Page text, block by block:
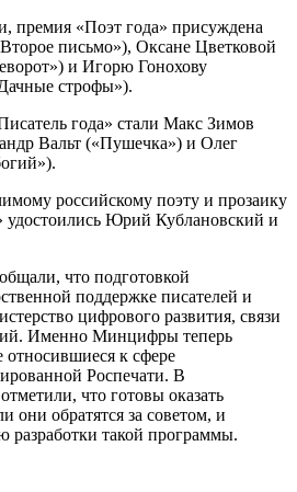
премия «Поэт года» присуждена
письмо»), Оксане Цветковой
и Игорю Гонохову
строфы»).
года» стали Макс Зимов
Вальт («Пушечка») и Олег
российскому поэту и прозаику
удостоились Юрий Кублановский и
что подготовкой
поддержке писателей и
цифрового развития, связи
Именно Минцифры теперь
относившиеся к сфере
Роспечати. В
что готовы оказать
они обратятся за советом, и
разработки такой программы.